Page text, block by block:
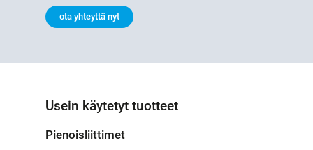
ota yhteyttä nyt
Usein käytetyt tuotteet
Pienoisliittimet